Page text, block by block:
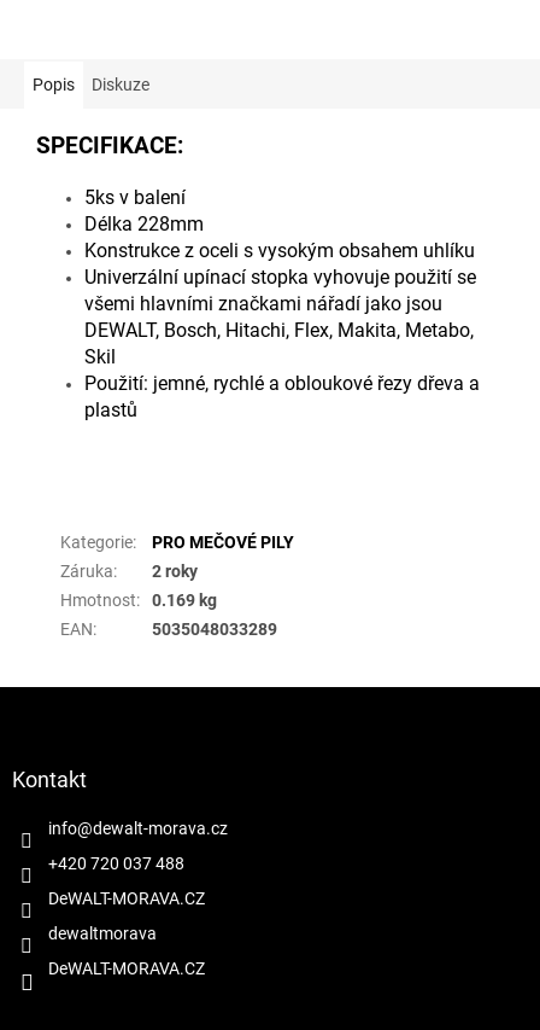
Popis Diskuze
SPECIFIKACE:
5ks v balení
Délka 228mm
Konstrukce z oceli s vysokým obsahem uhlíku
Univerzální upínací stopka vyhovuje použití se
všemi hlavními značkami nářadí jako jsou
DEWALT, Bosch, Hitachi, Flex, Makita, Metabo,
Skil
Použití: jemné, rychlé a obloukové řezy dřeva a
plastů
Kategorie:
PRO MEČOVÉ PILY
Záruka:
2 roky
Hmotnost:
0.169 kg
EAN: 5035048033289
Kontakt
info@dewalt-morava.cz
+420 720 037 488
DeWALT-MORAVA.CZ
dewaltmorava
DeWALT-MORAVA.CZ